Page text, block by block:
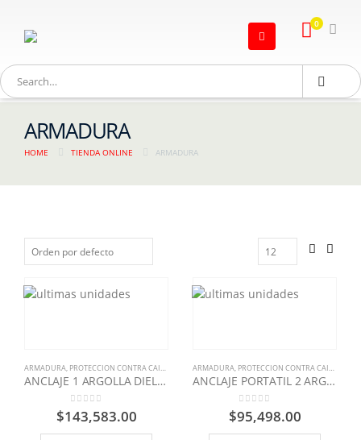
0
ARMADURA
HOME TIENDA ONLINE ARMADURA
ARMADURA, PROTECCION CONTRA CAIDAS SEGURIDAD INDUSTRIAL
ANCLAJE 1 ARGOLLA DIELECTRICO X 1.80MTS ARMADURA
0 out of 5
$143,583.00
ARMADURA, PROTECCION CONTRA CAIDAS
ANCLAJE PORTATIL 2 ARGOLLAS X 1.80M
0 out of 5
$95,498.00